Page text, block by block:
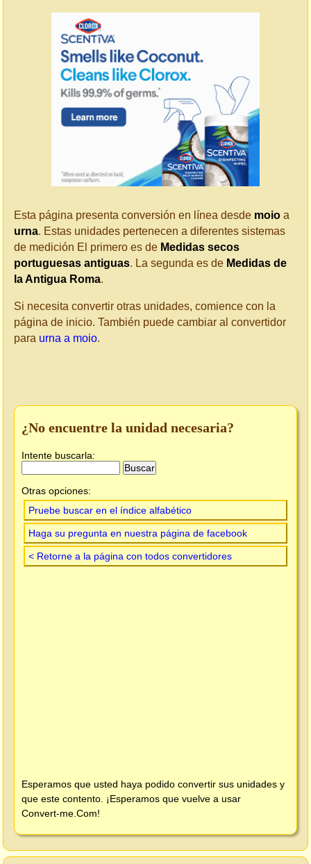
Esta página presenta conversión en línea desde moio a
urna. Estas unidades pertenecen a diferentes sistemas
de medición El primero es de Medidas secos
portuguesas antiguas. La segunda es de Medidas de
la Antigua Roma.
Si necesita convertir otras unidades, comience con la
página de inicio. También puede cambiar al convertidor
para urna a moio.
¿No encuentre la unidad necesaria?
Intente buscarla:
Otras opciones:
Pruebe buscar en el índice alfabético
Haga su pregunta en nuestra página de facebook
< Retorne a la página con todos convertidores
Esperamos que usted haya podido convertir sus unidades y
que este contento. ¡Esperamos que vuelve a usar
Convert-me.Com!